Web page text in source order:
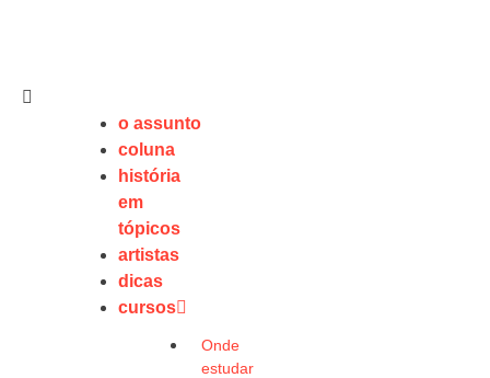
o assunto
coluna
história
em
tópicos
artistas
dicas
cursos
Onde
estudar